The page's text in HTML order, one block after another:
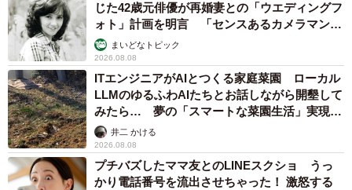
じた42歳元俳優が再婚妻との「ウエディングフ
ォト」計画を明言 「センスあるカメラマン求
む」まいどなトピック
2026.08.08
ITエンジニアがAIとつくる家庭菜園 ローカル
LLMのゆるふわAIたちとお話しながら開墾して
みたら… 夢の「スマートな菜園生活」実現な
るか井二 かける
2026.08.08
プチバズしたママ友とのLINEスクショ うっ
かり電話番号を流出させちゃった！ 激怒する